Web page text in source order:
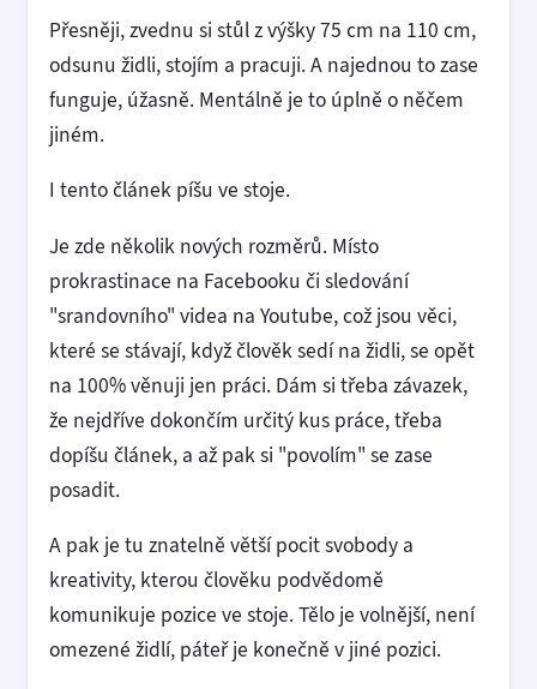
Přesněji, zvednu si stůl z výšky 75 cm na 110 cm,
odsunu židli, stojím a pracuji. A najednou to zase
funguje, úžasně. Mentálně je to úplně o něčem
jiném.
I tento článek píšu ve stoje.
Je zde několik nových rozměrů. Místo
prokrastinace na Facebooku či sledování
"srandovního" videa na Youtube, což jsou věci,
které se stávají, když člověk sedí na židli, se opět
na 100% věnuji jen práci. Dám si třeba závazek,
že nejdříve dokončím určitý kus práce, třeba
dopíšu článek, a až pak si "povolím" se zase
posadit.
A pak je tu znatelně větší pocit svobody a
kreativity, kterou člověku podvědomě
komunikuje pozice ve stoje. Tělo je volnější, není
omezené židlí, páteř je konečně v jiné pozici.